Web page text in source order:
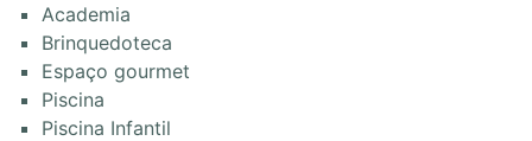
Academia
Brinquedoteca
Espaço gourmet
Piscina
Piscina Infantil